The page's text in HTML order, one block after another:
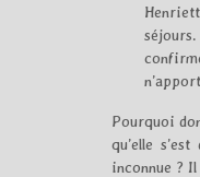
Pourquoi
qu’elle
inconnue ?